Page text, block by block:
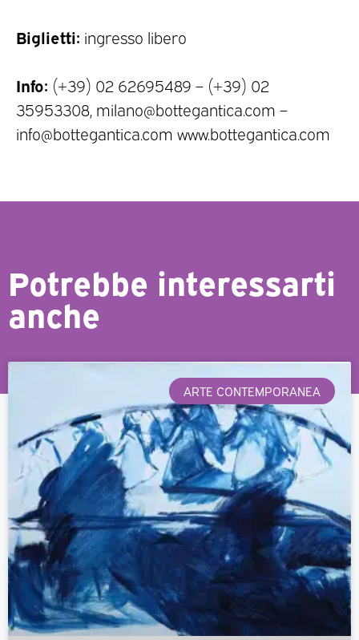
Biglietti: ingresso libero
Info: (+39) 02 62695489 – (+39) 02
35953308, milano@bottegantica.com –
info@bottegantica.com www.bottegantica.com
Potrebbe interessarti
anche
ARTE CONTEMPORANEA